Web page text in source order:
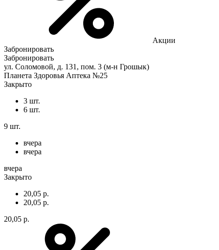
Акции
Забронировать
Забронировать
ул. Соломовой, д. 131, пом. 3 (м-н Грошык)
Планета Здоровья Аптека №25
Закрыто
3 шт.
6 шт.
9 шт.
вчера
вчера
вчера
Закрыто
20,05 р.
20,05 р.
20,05 р.